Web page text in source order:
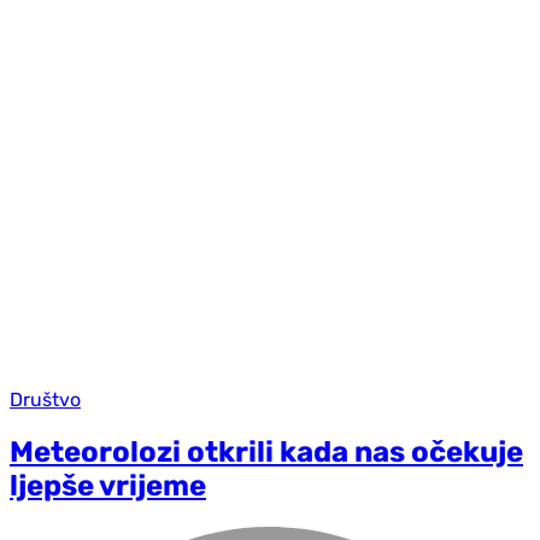
Društvo
Meteorolozi otkrili kada nas očekuje
ljepše vrijeme